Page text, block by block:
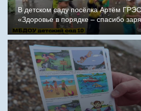
В детском саду посёлка Артём
«Здоровье в порядке – спасибо